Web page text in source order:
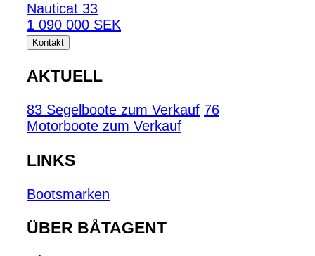
Nauticat 33
1 090 000 SEK
Kontakt
AKTUELL
83 Segelboote zum Verkauf 76
Motorboote zum Verkauf
LINKS
Bootsmarken
ÜBER BÅTAGENT